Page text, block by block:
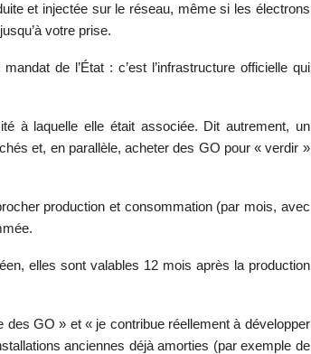
et injectée sur le réseau, même si les électrons
votre prise.
de l’État : c’est l’infrastructure officielle qui
à laquelle elle était associée. Dit autrement, un
et, en parallèle, acheter des GO pour « verdir »
production et consommation (par mois, avec
elles sont valables 12 mois après la production
des GO » et « je contribue réellement à développer
anciennes déjà amorties (par exemple de